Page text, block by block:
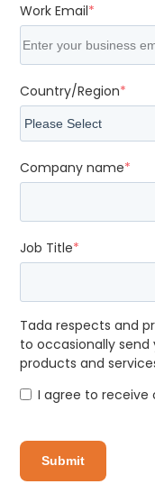
Work Email*
Country/Region*
Company name*
Job Title*
Tada respects and
to occasionally
products and
I agree to